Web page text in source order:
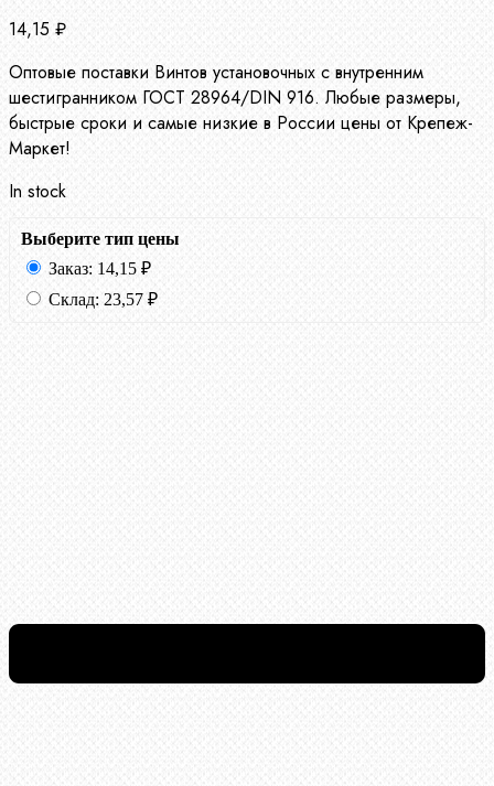
14,15 ₽
Оптовые поставки Винтов установочных с внутренним
шестигранником ГОСТ 28964/DIN 916. Любые размеры,
быстрые сроки и самые низкие в России цены от Крепеж-
Маркет!
In stock
Выберите тип цены
Заказ: 14,15 ₽
Склад: 23,57 ₽